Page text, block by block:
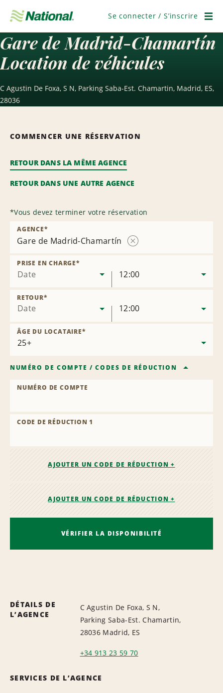
navigation
Se connecter / S’inscrire
Gare de Madrid-Chamartín
Location de véhicules
C Agustin De Foxa, S N, Parking Saba-Est. Chamartin, Madrid, ES,
28036
COMMENCER UNE RÉSERVATION
RETOUR DANS LA MÊME AGENCE
RETOUR DANS UNE AUTRE AGENCE
*Vous devez terminer votre réservation
Gare de Madrid-Chamartín
AGENCE*
Date
PRISE EN CHARGE*
12:00
Date
RETOUR*
12:00
ÂGE DU LOCATAIRE*
NUMÉRO DE COMPTE /CODES DE RÉDUCTION
NUMÉRO DE COMPTE
CODE DE RÉDUCTION 1
AJOUTER UN CODE DE RÉDUCTION +
AJOUTER UN CODE DE RÉDUCTION +
VÉRIFIER LA DISPONIBILITÉ
DÉTAILS DE
L’AGENCE
C Agustin De Foxa, S N,
Parking Saba-Est. Chamartin,
28036 Madrid, ES
+34 913 23 59 70
SERVICES DE L’AGENCE